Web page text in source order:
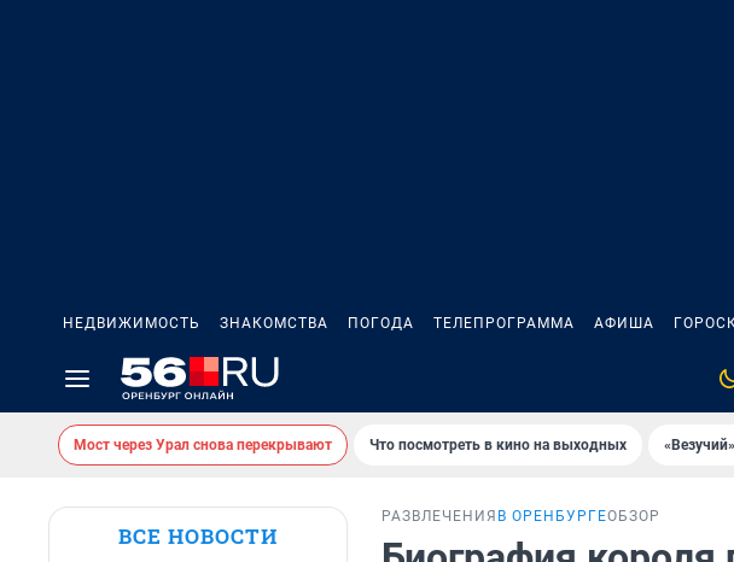
НЕДВИЖИМОСТЬ ЗНАКОМСТВА ПОГОДА ТЕЛЕПРОГРАММА АФИША
Мост через Урал снова перекрывают Что посмотреть в кино на выходных
ВСЕ НОВОСТИ
РАЗВЛЕЧЕНИЯ В ОРЕНБУРГЕОБЗОР